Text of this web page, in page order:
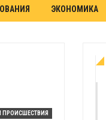
ЭКОНОМИКА
ПРОИСШЕСТВИЯ